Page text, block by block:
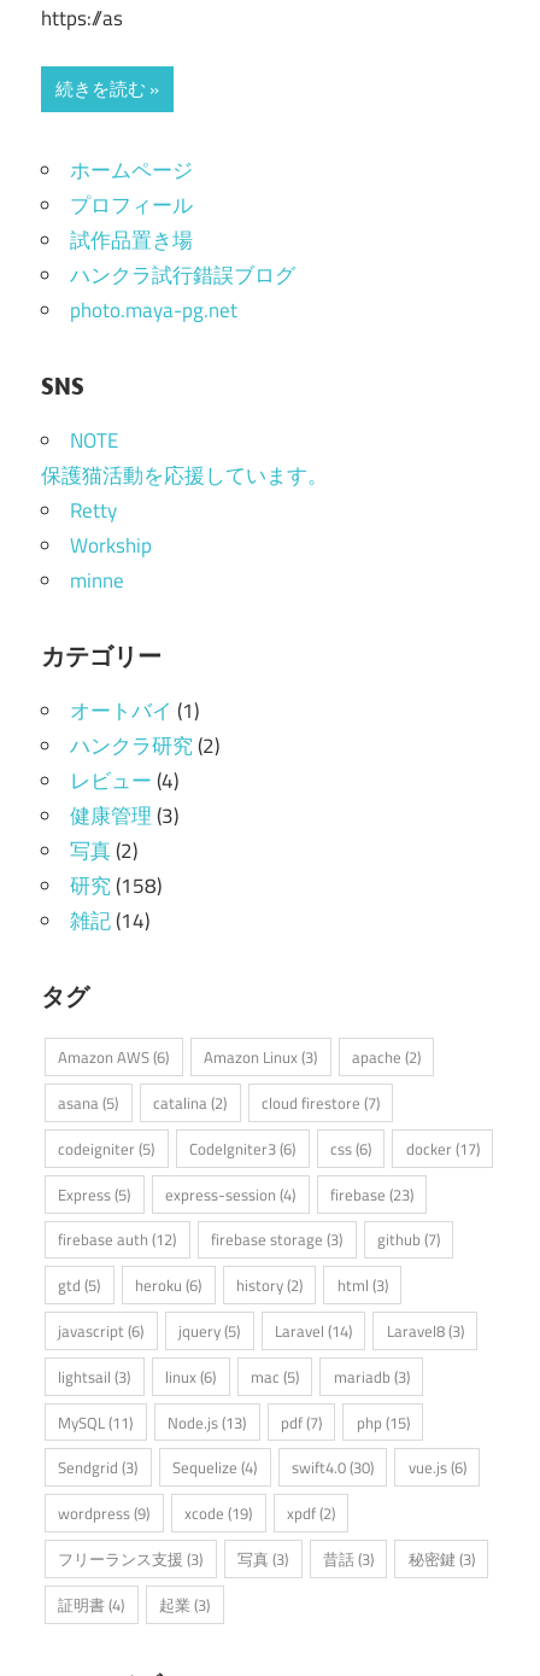
https://as
続きを読む
ホームページ
プロフィール
試作品置き場
ハンクラ試行錯誤ブログ
photo.maya-pg.net
SNS
NOTE
保護猫活動を応援しています。
Retty
Workship
minne
カテゴリー
オートバイ (1)
ハンクラ研究(2)
レビュー(4)
健康管理(3)
写真(2)
研究(158)
雑記(14)
タグ
Amazon AWS(6) Amazon Linux(3) apache (2)
asana (5) catalina (2) cloud firestore (7)
codeigniter (5) CodeIgniter3(6) css(6) docker (17)
Express(5) express-session (4) firebase (23)
firebase auth (12) firebase storage (3) github (7)
gtd (5) heroku (6) history(2) html (3)
javascript(6) jquery(5) Laravel (14) Laravel8(3)
lightsail (3) linux(6) mac (5) mariadb (3)
MySQL(11) Node.js(13) pdf(7) php(15)
Sendgrid (3) Sequelize (4) swift4.0(30) vue.js(6)
wordpress(9) xcode (19) xpdf(2)
フリーランス支援 (3) 写真(3) 昔話(3) 秘密鍵 (3)
証明書(4) 起業 (3)